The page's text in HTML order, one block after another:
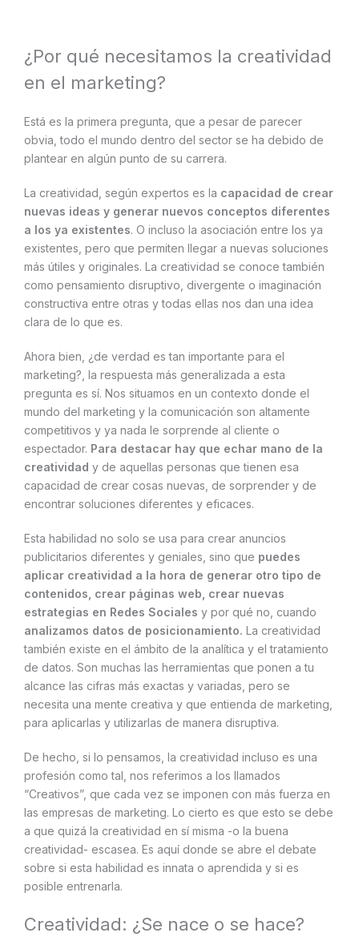
¿Por qué necesitamos la creatividad
en el marketing?
Está es la primera pregunta, que a pesar de parecer
obvia, todo el mundo dentro del sector se ha debido de
plantear en algún punto de su carrera.
La creatividad, según expertos es la capacidad de crear
nuevas ideas y generar nuevos conceptos diferentes
a los ya existentes. O incluso la asociación entre los ya
existentes, pero que permiten llegar a nuevas soluciones
más útiles y originales. La creatividad se conoce también
como pensamiento disruptivo, divergente o imaginación
constructiva entre otras y todas ellas nos dan una idea
clara de lo que es.
Ahora bien, ¿de verdad es tan importante para el
marketing?, la respuesta más generalizada a esta
pregunta es sí. Nos situamos en un contexto donde el
mundo del marketing y la comunicación son altamente
competitivos y ya nada le sorprende al cliente o
espectador. Para destacar hay que echar mano de la
creatividad y de aquellas personas que tienen esa
capacidad de crear cosas nuevas, de sorprender y de
encontrar soluciones diferentes y eficaces.
Esta habilidad no solo se usa para crear anuncios
publicitarios diferentes y geniales, sino que puedes
aplicar creatividad a la hora de generar otro tipo de
contenidos, crear páginas web, crear nuevas
estrategias en Redes Sociales y por qué no, cuando
analizamos datos de posicionamiento. La creatividad
también existe en el ámbito de la analítica y el tratamiento
de datos. Son muchas las herramientas que ponen a tu
alcance las cifras más exactas y variadas, pero se
necesita una mente creativa y que entienda de marketing,
para aplicarlas y utilizarlas de manera disruptiva.
De hecho, si lo pensamos, la creatividad incluso es una
profesión como tal, nos referimos a los llamados
“Creativos”, que cada vez se imponen con más fuerza en
las empresas de marketing. Lo cierto es que esto se debe
a que quizá la creatividad en sí misma -o la buena
creatividad- escasea. Es aquí donde se abre el debate
sobre si esta habilidad es innata o aprendida y si es
posible entrenarla.
Creatividad: ¿Se nace o se hace?